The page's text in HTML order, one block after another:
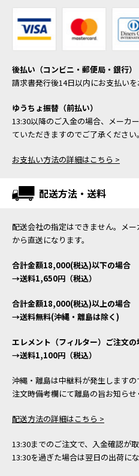
後払い（コンビニ・郵便局・銀行）
請求書発行後14日以内にお支払いを
ゆうちょ振替（前払い）
13:30以降のご入金の場合、メーカ
ていただきますのでご了承ください。
お支払い方法の詳細はこちら >
配送方法・送料
配送会社の指定はできません。メ
から直送になります。
合計金額18,000(税込)以下の場合
→送料1,650円（税込）
合計金額18,000(税込)以上の場合
→送料無料(沖縄・離島は除く)
エレメント（フィルター）ご注文の
→送料1,100円（税込）
沖縄・離島は中継料が発生しますの
注文時備考欄にて離島の旨お知らせ
配送方法の詳細はこちら >
13:30までのご注文で、入金確認が
13:30を過ぎた場合は翌日の出荷に